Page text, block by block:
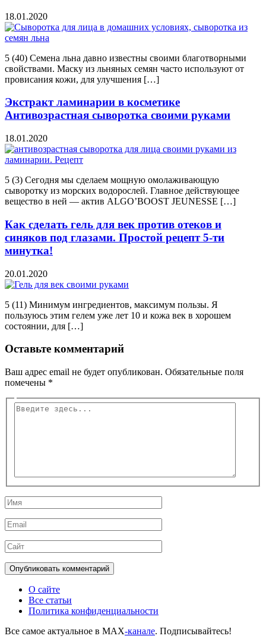
18.01.2020
5 (40) Семена льна давно известны своими благотворными
свойствами. Маску из льняных семян часто используют от
провисания кожи, для улучшения […]
Экстракт ламинарии в косметике
Антивозрастная сыворотка своими руками
18.01.2020
5 (3) Сегодня мы сделаем мощную омолаживающую
сыворотку из морских водорослей. Главное действующее
вещество в ней — актив ALGO’BOOST JEUNESSE […]
Как сделать гель для век против отеков и
синяков под глазами. Простой рецепт 5-ти
минутка!
20.01.2020
5 (11) Минимум ингредиентов, максимум пользы. Я
пользуюсь этим гелем уже лет 10 и кожа век в хорошем
состоянии, для […]
Оставьте комментарий
Ваш адрес email не будет опубликован. Обязательные поля
помечены *
Введите
Имя
Email
Сайт
О сайте
Все статьи
Политика конфиденциальности
Все самое актуальное в MAX-канале. Подписывайтесь!